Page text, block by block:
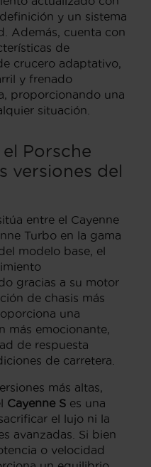
y un sistema
Además, cuenta con
de
crucero adaptativo,
y frenado
proporcionando una
situación.
Porsche
versiones del
entre el Cayenne
Turbo en la gama
modelo base, el
gracias a su motor
de chasis más
una
más emocionante,
de respuesta
de carretera.
más altas,
Cayenne S es una
el lujo ni la
avanzadas. Si bien
o velocidad